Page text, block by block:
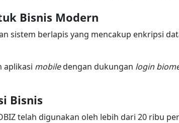
Bisnis Modern
sistem berlapis yang mencakup enkripsi
aplikasi mobiledengan dukungan login
Bisnis
telah digunakan oleh lebih dari 20 ribu